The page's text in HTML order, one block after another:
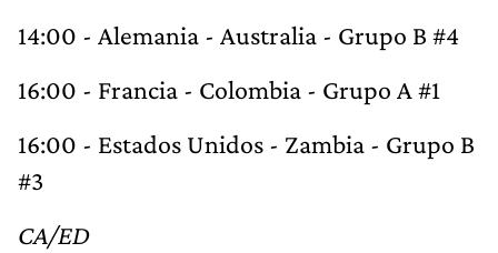
14:00 - Alemania - Australia - Grupo B #4
16:00 - Francia - Colombia - Grupo A #1
16:00 - Estados Unidos - Zambia - Grupo B
#3
CA/ED